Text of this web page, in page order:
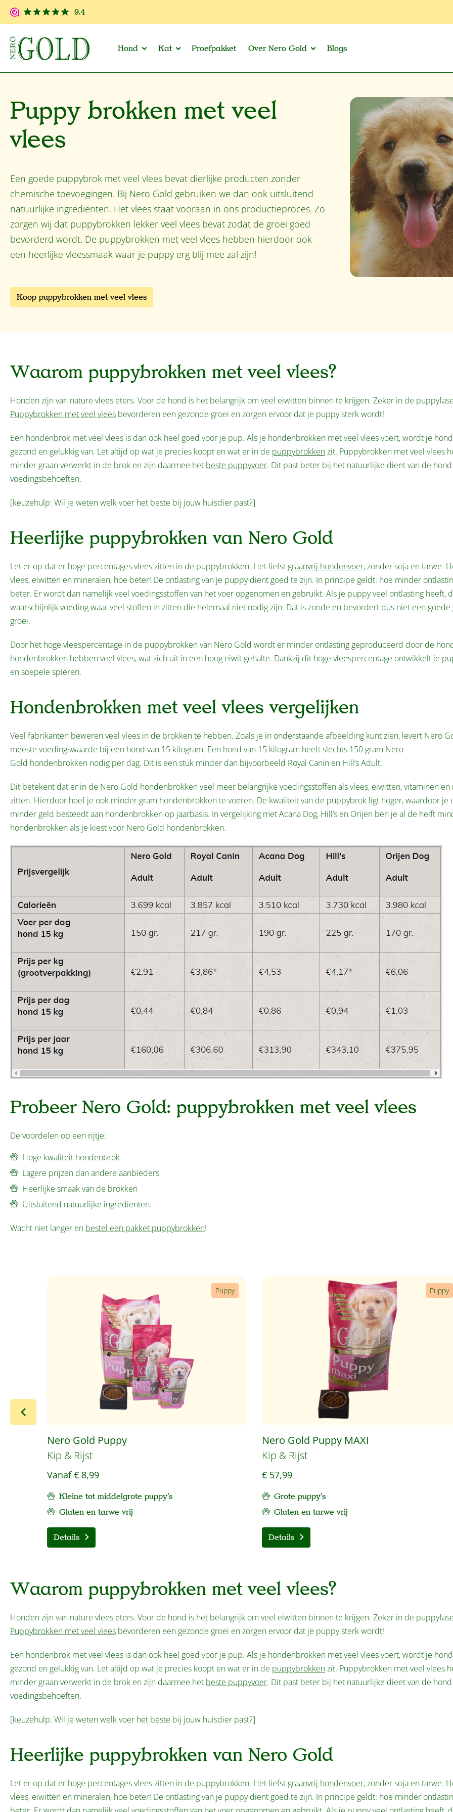
naar de hoofdinhoud
Ga naar de zoekopdracht
Ga naar de hoofdnavigatie
9.4
Hond Kat Proefpakket Over Nero Gold Blogs
Puppy brokken met veel
vlees
Een goede puppybrok met veel vlees bevat dierlijke producten zonder
chemische toevoegingen. Bij Nero Gold gebruiken we dan ook uitsluitend
natuurlijke ingrediënten. Het vlees staat vooraan in ons productieproces. Zo
zorgen wij dat puppybrokken lekker veel vlees bevat zodat de groei goed
bevorderd wordt. De puppybrokken met veel vlees hebben hierdoor ook
een heerlijke vleessmaak waar je puppy erg blij mee zal zijn!
Koop puppybrokken met veel vlees
Waarom puppybrokken met veel vlees?
Honden zijn van nature vlees eters. Voor de hond is het belangrijk om veel eiwitten binnen te krijgen. Zeker in de
Puppybrokken met veel vlees bevorderen een gezonde groei en zorgen ervoor dat je puppy sterk wordt!
Een hondenbrok met veel vlees is dan ook heel goed voor je pup. Als je hondenbrokken met veel vlees voert, wordt je
gezond en gelukkig van. Let altijd op wat je precies koopt en wat er in de puppybrokkenzit. Puppybrokken met veel vlees
minder graan verwerkt in de brok en zijn daarmee het beste puppyvoer. Dit past beter bij het natuurlijke dieet van de
voedingsbehoeften.
[keuzehulp: Wil je weten welk voer het beste bij jouw huisdier past?]
Heerlijke puppybrokken van Nero Gold
Let er op dat er hoge percentages vlees zitten in de puppybrokken. Het liefst graanvrij hondenvoer, zonder soja en tarwe.
vlees, eiwitten en mineralen, hoe beter! De ontlasting van je puppy dient goed te zijn. In principe geldt: hoe minder
beter. Er wordt dan namelijk veel voedingsstoffen van het voer opgenomen en gebruikt. Als je puppy veel ontlasting heeft,
waarschijnlijk voeding waar veel stoffen in zitten die helemaal niet nodig zijn. Dat is zonde en bevordert dus niet een goede
groei.
Door het hoge vleespercentage in de puppybrokken van Nero Gold wordt er minder ontlasting geproduceerd door de
hondenbrokken hebben veel vlees, wat zich uit in een hoog eiwit gehalte. Dankzij dit hoge vleespercentage ontwikkelt je
en soepele spieren.
Hondenbrokken met veel vlees vergelijken
Veel fabrikanten beweren veel vlees in de brokken te hebben. Zoals je in onderstaande afbeelding kunt zien, levert Nero
meeste voedingswaarde bij een hond van 15 kilogram. Een hond van 15 kilogram heeft slechts 150 gram Nero
Gold hondenbrokken nodig per dag. Dit is een stuk minder dan bijvoorbeeld Royal Canin en Hill’s Adult.
Dit betekent dat er in de Nero Gold hondenbrokken veel meer belangrijke voedingsstoffen als vlees, eiwitten, vitaminen
zitten. Hierdoor hoef je ook minder gram hondenbrokken te voeren. De kwaliteit van de puppybrok ligt hoger, waardoor je
minder geld besteedt aan hondenbrokken op jaarbasis. In vergelijking met Acana Dog, Hill’s en Orijen ben je al de helft
hondenbrokken als je kiest voor Nero Gold hondenbrokken.
Probeer Nero Gold: puppybrokken met veel vlees
De voordelen op een rijtje:
Hoge kwaliteit hondenbrok
Lagere prijzen dan andere aanbieders
Heerlijke smaak van de brokken
Uitsluitend natuurlijke ingrediënten.
Wacht niet langer en bestel een pakket puppybrokken!
Puppy
Nero Gold Puppy
Kip & Rijst
Vanaf€ 8,99
Kleine tot middelgrote puppy's
Gluten en tarwe vrij
Details
Puppy
Nero Gold Puppy MAXI
Kip & Rijst
€ 57,99
Grote puppy's
Gluten en tarwe vrij
Details
Waarom puppybrokken met veel vlees?
Honden zijn van nature vlees eters. Voor de hond is het belangrijk om veel eiwitten binnen te krijgen. Zeker in de
Puppybrokken met veel vlees bevorderen een gezonde groei en zorgen ervoor dat je puppy sterk wordt!
Een hondenbrok met veel vlees is dan ook heel goed voor je pup. Als je hondenbrokken met veel vlees voert, wordt je
gezond en gelukkig van. Let altijd op wat je precies koopt en wat er in de puppybrokkenzit. Puppybrokken met veel vlees
minder graan verwerkt in de brok en zijn daarmee het beste puppyvoer. Dit past beter bij het natuurlijke dieet van de
voedingsbehoeften.
[keuzehulp: Wil je weten welk voer het beste bij jouw huisdier past?]
Heerlijke puppybrokken van Nero Gold
Let er op dat er hoge percentages vlees zitten in de puppybrokken. Het liefst graanvrij hondenvoer, zonder soja en tarwe.
vlees, eiwitten en mineralen, hoe beter! De ontlasting van je puppy dient goed te zijn. In principe geldt: hoe minder